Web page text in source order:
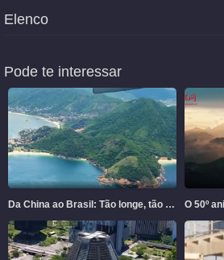
Elenco
Pode te interessar
Da China ao Brasil: Tão longe, tão perto